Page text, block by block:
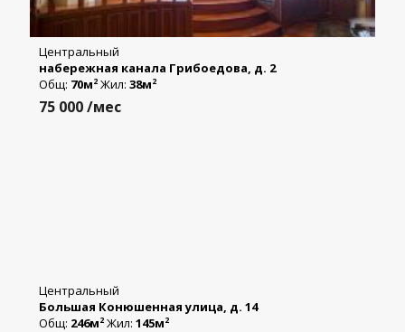
Центральный
набережная канала Грибоедова, д. 2
Общ: 70м2 Жил: 38м2
75 000/мес
Центральный
Большая Конюшенная улица, д. 14
Общ: 246м2 Жил: 145м2